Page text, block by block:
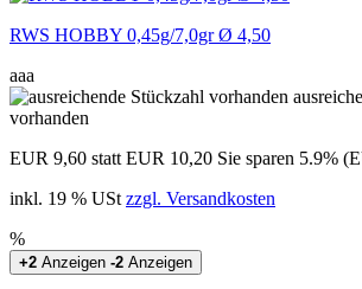
RWS HOBBY 0,45g/7,0gr Ø 4,50
aaa
vorhanden
EUR 9,60 statt EUR 10,20 Sie sparen 5.9%
inkl. 19 % USt zzgl. Versandkosten
%
+2 Anzeigen -2 Anzeigen